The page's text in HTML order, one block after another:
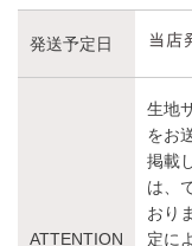
発送予定日
ATTENTION
生地
をお
掲載
は、
おり
定に